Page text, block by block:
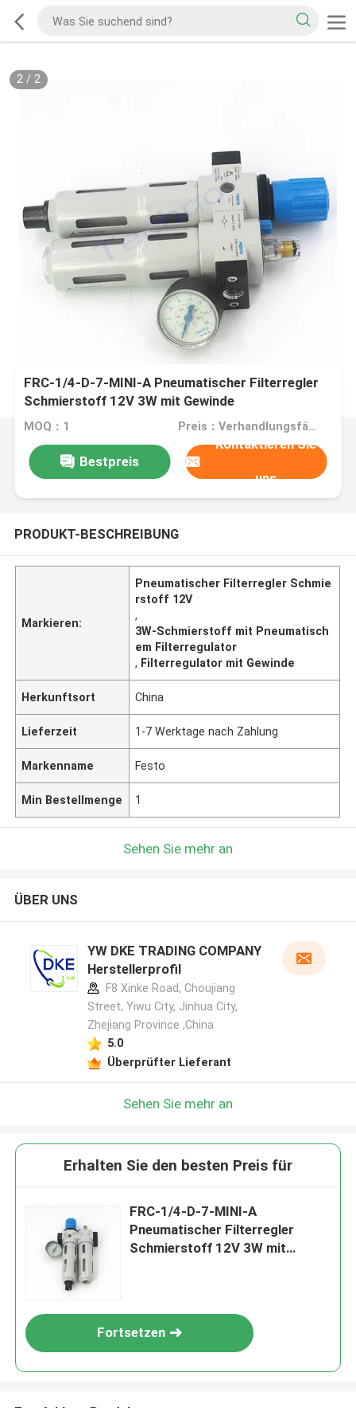
2/ 2
FRC-1/4-D-7-MINI-A Pneumatischer Filterregler
Schmierstoff 12V 3W mit Gewinde
MOQ：1 Preis：Verhandlungsfähig
Bestpreis
Kontaktieren Sie
uns
PRODUKT-BESCHREIBUNG
Markieren:
Pneumatischer Filterregler Schmie
rstoff 12V
,
3W-Schmierstoff mit Pneumatisch
em Filterregulator
, Filterregulator mit Gewinde
Herkunftsort China
Lieferzeit 1-7 Werktage nach Zahlung
Markenname Festo
Min Bestellmenge 1
Sehen Sie mehr an
ÜBER UNS
YW DKE TRADING COMPANY
Herstellerprofil
F8 Xinke Road, Choujiang
Street, Yiwu City, Jinhua City,
Zhejiang Province ,China
5.0
Überprüfter Lieferant
Sehen Sie mehr an
Erhalten Sie den besten Preis für
FRC-1/4-D-7-MINI-A
Pneumatischer Filterregler
Schmierstoff 12V 3W mit
Fortsetzen